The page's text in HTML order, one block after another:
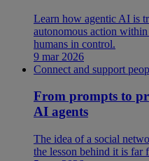
Learn how agentic AI is
autonomous action
humans in control.
9 mar 2026
Connect and support
From prompts to
AI agents
The idea of a social
the lesson behind it is far